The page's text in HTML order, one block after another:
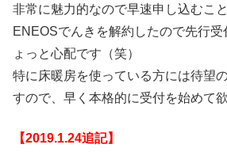
非常に魅力的なので早速申し込むこ
ENEOSでんきを解約したので先行
ょっと心配です（笑）
特に床暖房を使っている方には待望
すので、早く本格的に受付を始めて
【2019.1.24追記】